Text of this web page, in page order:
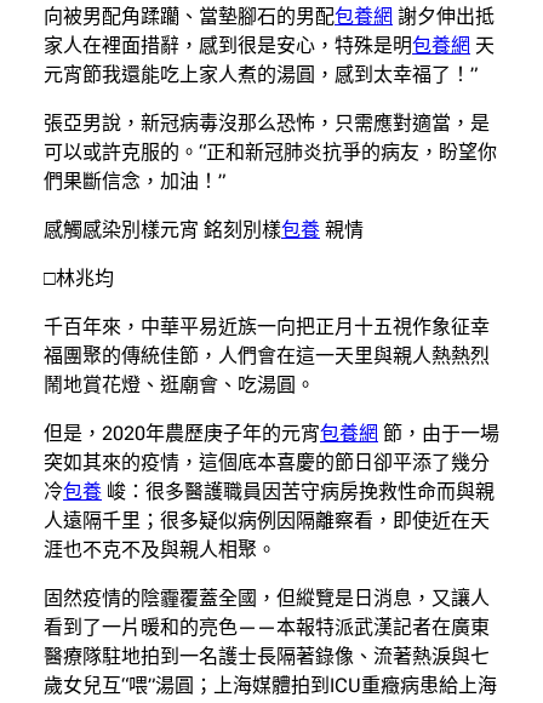
向被男配角蹂躪、當墊腳石的男配包養網 謝夕伸出抵
家人在裡面措辭，感到很是安心，特殊是明包養網 天
元宵節我還能吃上家人煮的湯圓，感到太幸福了！”
張亞男說，新冠病毒沒那么恐怖，只需應對適當，是
可以或許克服的。“正和新冠肺炎抗爭的病友，盼望你
們果斷信念，加油！”
感觸感染別樣元宵 銘刻別樣包養 親情
□林兆均
千百年來，中華平易近族一向把正月十五視作象征幸
福團聚的傳統佳節，人們會在這一天里與親人熱熱烈
鬧地賞花燈、逛廟會、吃湯圓。
但是，2020年農歷庚子年的元宵包養網 節，由于一場
突如其來的疫情，這個底本喜慶的節日卻平添了幾分
冷包養 峻：很多醫護職員因苦守病房挽救性命而與親
人遠隔千里；很多疑似病例因隔離察看，即使近在天
涯也不克不及與親人相聚。
固然疫情的陰霾覆蓋全國，但縱覽是日消息，又讓人
看到了一片暖和的亮色——本報特派武漢記者在廣東
醫療隊駐地拍到一名護士長隔著錄像、流著熱淚與七
歲女兒互“喂”湯圓；上海媒體拍到ICU重癥病患給上海